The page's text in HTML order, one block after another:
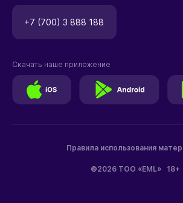
+7 (700) 3 888 188
©2026 ТОО «EML» 18+
Правила использования
Скачать наше приложение